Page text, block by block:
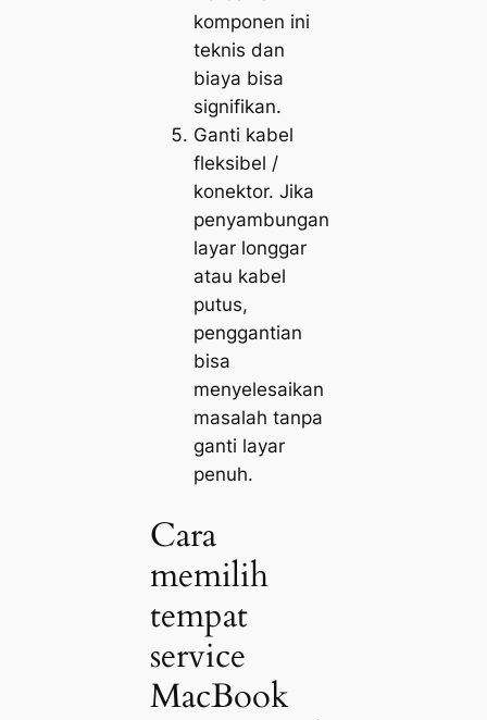
komponen ini
teknis dan
biaya bisa
signifikan.
Ganti kabel
fleksibel /
konektor. Jika
penyambungan
layar longgar
atau kabel
putus,
penggantian
bisa
menyelesaikan
masalah tanpa
ganti layar
penuh.
Cara
memilih
tempat
service
MacBook